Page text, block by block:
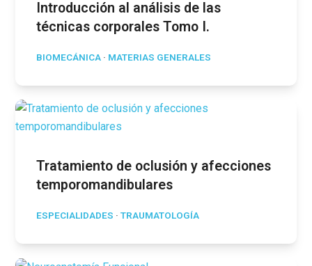
Introducción al análisis de las
técnicas corporales Tomo I.
BIOMECÁNICA · MATERIAS GENERALES
Tratamiento de oclusión y afecciones
temporomandibulares
ESPECIALIDADES ·TRAUMATOLOGÍA